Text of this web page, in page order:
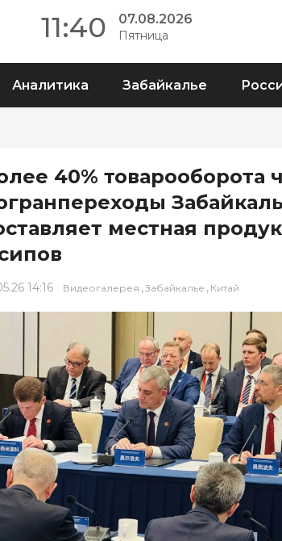
11:40 07.08.2026
Пятница
Аналитика Забайкалье
40% товарооборота
местная
14:16 Видеогалерея ,Забайкалье , Китай